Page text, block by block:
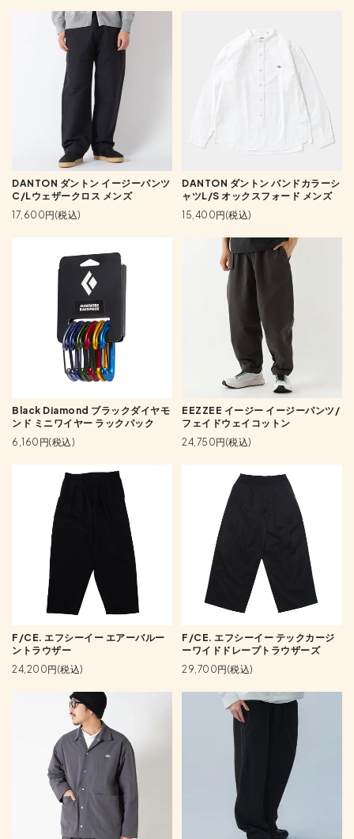
DANTON ダントン イージーパンツ
C/Lウェザークロス メンズ
17,600円(税込)
DANTON ダントン バンドカラーシ
ャツL/S オックスフォード メンズ
15,400円(税込)
Black Diamond ブラックダイヤモ
ンド ミニワイヤー ラックパック
6,160円(税込)
EEZZEE イージー イージーパンツ/
フェイドウェイコットン
24,750円(税込)
F/CE. エフシーイー エアーバルー
ントラウザー
24,200円(税込)
F/CE. エフシーイー テックカージ
ーワイドドレープトラウザーズ
29,700円(税込)